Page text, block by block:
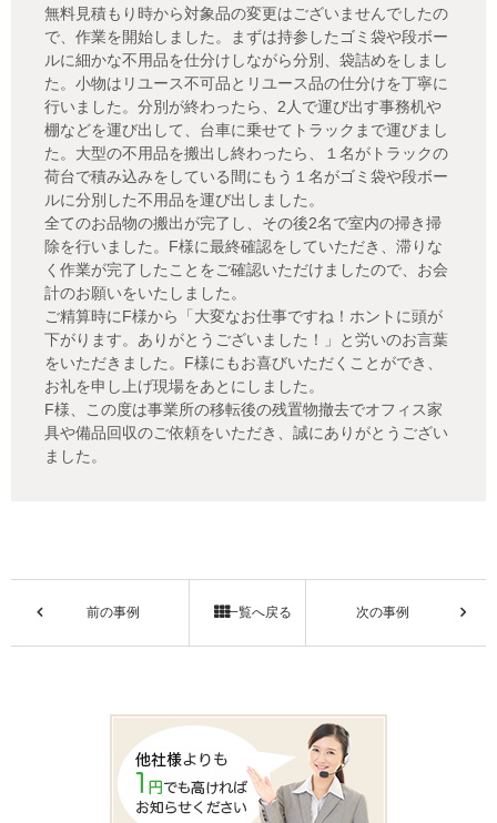
無料見積もり時から対象品の変更はございませんでしたの
で、作業を開始しました。まずは持参したゴミ袋や段ボー
ルに細かな不用品を仕分けしながら分別、袋詰めをしまし
た。小物はリユース不可品とリユース品の仕分けを丁寧に
行いました。分別が終わったら、2人で運び出す事務机や
棚などを運び出して、台車に乗せてトラックまで運びまし
た。大型の不用品を搬出し終わったら、１名がトラックの
荷台で積み込みをしている間にもう１名がゴミ袋や段ボー
ルに分別した不用品を運び出しました。
全てのお品物の搬出が完了し、その後2名で室内の掃き掃
除を行いました。F様に最終確認をしていただき、滞りな
く作業が完了したことをご確認いただけましたので、お会
計のお願いをいたしました。
ご精算時にF様から「大変なお仕事ですね！ホントに頭が
下がります。ありがとうございました！」と労いのお言葉
をいただきました。F様にもお喜びいただくことができ、
お礼を申し上げ現場をあとにしました。
F様、この度は事業所の移転後の残置物撤去でオフィス家
具や備品回収のご依頼をいただき、誠にありがとうござい
ました。
前の事例 一覧へ戻る 次の事例